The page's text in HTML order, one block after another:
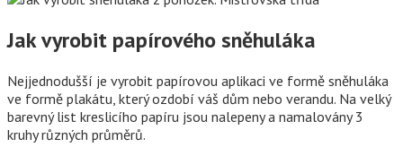
Jak vyrobit papírového sněhuláka
Nejjednodušší je vyrobit papírovou aplikaci ve formě sněhuláka
ve formě plakátu, který ozdobí váš dům nebo verandu. Na velký
barevný list kreslicího papíru jsou nalepeny a namalovány 3
kruhy různých průměrů.